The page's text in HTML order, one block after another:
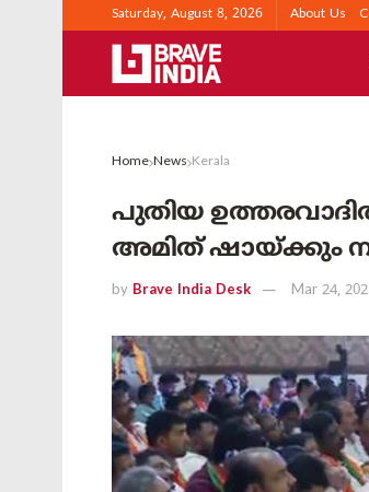
Saturday, August 8, 2026 About Us
Home News Kerala
പുതിയ
അമിത് ഷായ്ക്കും
by Brave India Desk Mar 24,